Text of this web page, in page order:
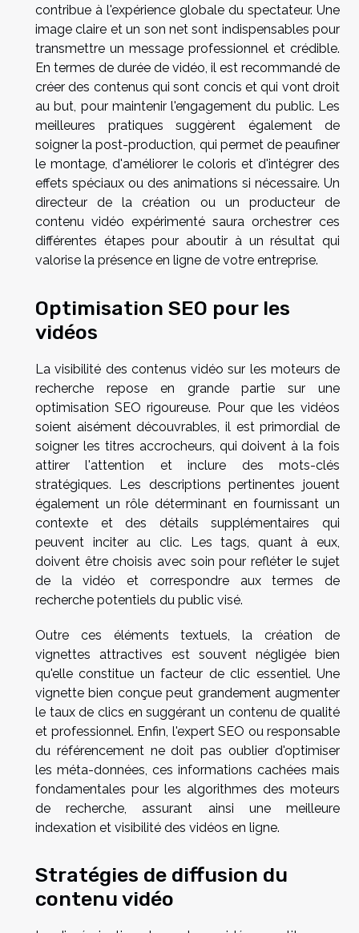
contribue à l'expérience globale du spectateur. Une
image claire et un son net sont indispensables pour
transmettre un message professionnel et crédible.
En termes de durée de vidéo, il est recommandé de
créer des contenus qui sont concis et qui vont droit
au but, pour maintenir l'engagement du public. Les
meilleures pratiques suggèrent également de
soigner la post-production, qui permet de peaufiner
le montage, d'améliorer le coloris et d'intégrer des
effets spéciaux ou des animations si nécessaire. Un
directeur de la création ou un producteur de
contenu vidéo expérimenté saura orchestrer ces
différentes étapes pour aboutir à un résultat qui
valorise la présence en ligne de votre entreprise.
Optimisation SEO pour les
vidéos
La visibilité des contenus vidéo sur les moteurs de
recherche repose en grande partie sur une
optimisation SEO rigoureuse. Pour que les vidéos
soient aisément découvrables, il est primordial de
soigner les titres accrocheurs, qui doivent à la fois
attirer l'attention et inclure des mots-clés
stratégiques. Les descriptions pertinentes jouent
également un rôle déterminant en fournissant un
contexte et des détails supplémentaires qui
peuvent inciter au clic. Les tags, quant à eux,
doivent être choisis avec soin pour refléter le sujet
de la vidéo et correspondre aux termes de
recherche potentiels du public visé.
Outre ces éléments textuels, la création de
vignettes attractives est souvent négligée bien
qu'elle constitue un facteur de clic essentiel. Une
vignette bien conçue peut grandement augmenter
le taux de clics en suggérant un contenu de qualité
et professionnel. Enfin, l'expert SEO ou responsable
du référencement ne doit pas oublier d'optimiser
les méta-données, ces informations cachées mais
fondamentales pour les algorithmes des moteurs
de recherche, assurant ainsi une meilleure
indexation et visibilité des vidéos en ligne.
Stratégies de diffusion du
contenu vidéo